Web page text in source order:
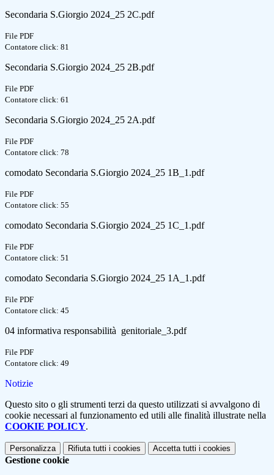
Secondaria S.Giorgio 2024_25 2C.pdf
File PDF
Contatore click: 81
Secondaria S.Giorgio 2024_25 2B.pdf
File PDF
Contatore click: 61
Secondaria S.Giorgio 2024_25 2A.pdf
File PDF
Contatore click: 78
comodato Secondaria S.Giorgio 2024_25 1B_1.pdf
File PDF
Contatore click: 55
comodato Secondaria S.Giorgio 2024_25 1C_1.pdf
File PDF
Contatore click: 51
comodato Secondaria S.Giorgio 2024_25 1A_1.pdf
File PDF
Contatore click: 45
04 informativa responsabilità genitoriale_3.pdf
File PDF
Contatore click: 49
Notizie
Questo sito o gli strumenti terzi da questo utilizzati si avvalgono di
cookie necessari al funzionamento ed utili alle finalità illustrate nella
COOKIE POLICY.
Personalizza Rifiuta tutti i cookies Accetta tutti i cookies
Gestione cookie